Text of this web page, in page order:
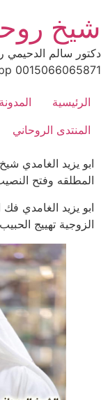
to
content
شيخ
دكتور سالم الدحيمي
0015066065871 WhatsApp | واتس آب .
الرئيسية المدونة
المنتدى الروحاني
ابو يزيد الغامدي
المطلقه وفتح النصيب
ابو يزيد الغامدي
الزوجية تهييج الحبيب 0016306141234